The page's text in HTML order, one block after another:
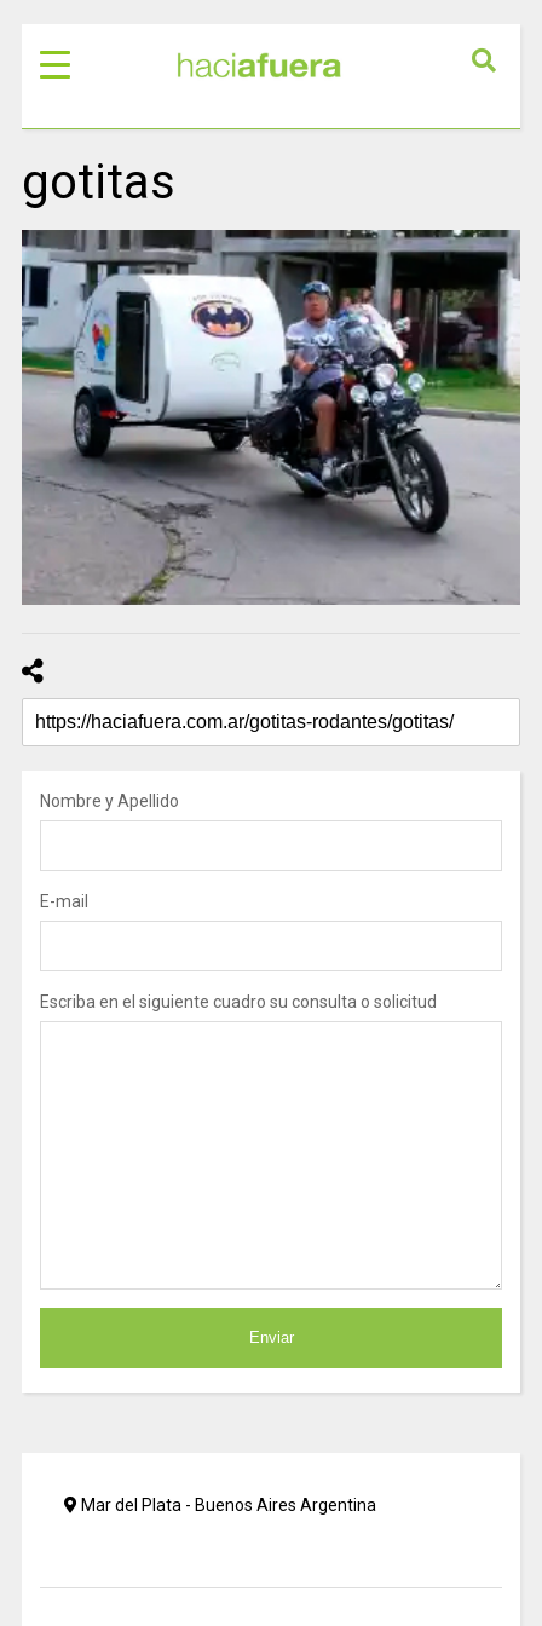
gotitas
Nombre y Apellido
E-mail
Escriba en el siguiente cuadro su consulta o solicitud
Mar del Plata - Buenos Aires Argentina